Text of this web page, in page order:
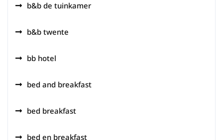
b&b de tuinkamer
b&b twente
bb hotel
bed and breakfast
bed breakfast
bed en breakfast